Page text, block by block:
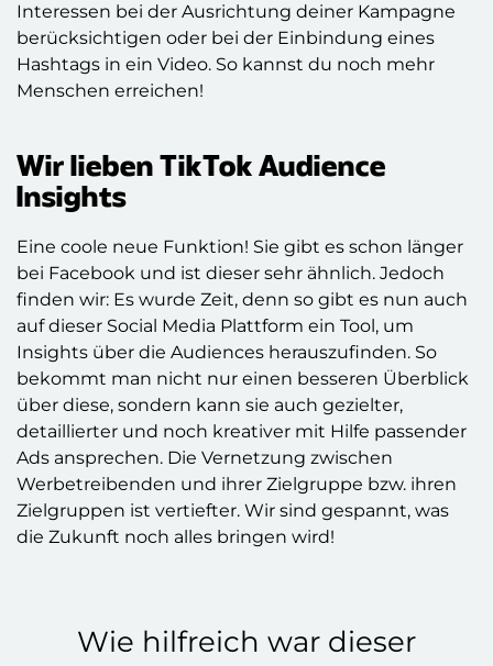
Interessen bei der Ausrichtung deiner Kampagne
berücksichtigen oder bei der Einbindung eines
Hashtags in ein Video. So kannst du noch mehr
Menschen erreichen!
Wir lieben TikTok Audience
Insights
Eine coole neue Funktion! Sie gibt es schon länger
bei Facebook und ist dieser sehr ähnlich. Jedoch
finden wir: Es wurde Zeit, denn so gibt es nun auch
auf dieser Social Media Plattform ein Tool, um
Insights über die Audiences herauszufinden. So
bekommt man nicht nur einen besseren Überblick
über diese, sondern kann sie auch gezielter,
detaillierter und noch kreativer mit Hilfe passender
Ads ansprechen. Die Vernetzung zwischen
Werbetreibenden und ihrer Zielgruppe bzw. ihren
Zielgruppen ist vertiefter. Wir sind gespannt, was
die Zukunft noch alles bringen wird!
Wie hilfreich war dieser